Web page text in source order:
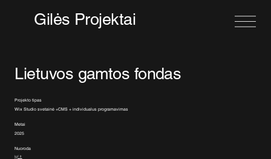
Gilės Projektai
Lietuvos gamtos fondas
Projekto tipas
Wix Studio svetainė +CMS + individualus programavimas
Metai
2025
Nuoroda
lgf.lt